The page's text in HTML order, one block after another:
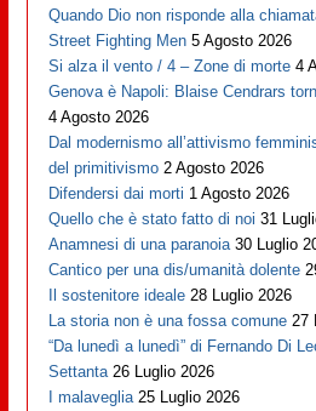
Quando Dio non risponde alla
Street Fighting Men 5 Agosto 2026
Si alza il vento / 4 – Zone di morte 4
Genova è Napoli: Blaise Cendrars
4 Agosto 2026
Dal modernismo all’attivismo
del primitivismo 2 Agosto 2026
Difendersi dai morti 1 Agosto 2026
Quello che è stato fatto di noi 31
Anamnesi di una paranoia 30 Luglio
Cantico per una dis/umanità dolente
Il sostenitore ideale 28 Luglio 2026
La storia non è una fossa comune 27
“Da lunedì a lunedì” di Fernando Di
Settanta 26 Luglio 2026
I malaveglia 25 Luglio 2026